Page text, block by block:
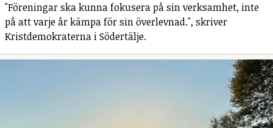
"Föreningar ska kunna fokusera på sin verksamhet, inte
på att varje år kämpa för sin överlevnad.", skriver
Kristdemokraterna i Södertälje.